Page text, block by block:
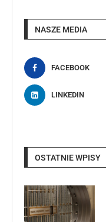
NASZE MEDIA
FACEBOOK
LINKEDIN
OSTATNIE WPISY